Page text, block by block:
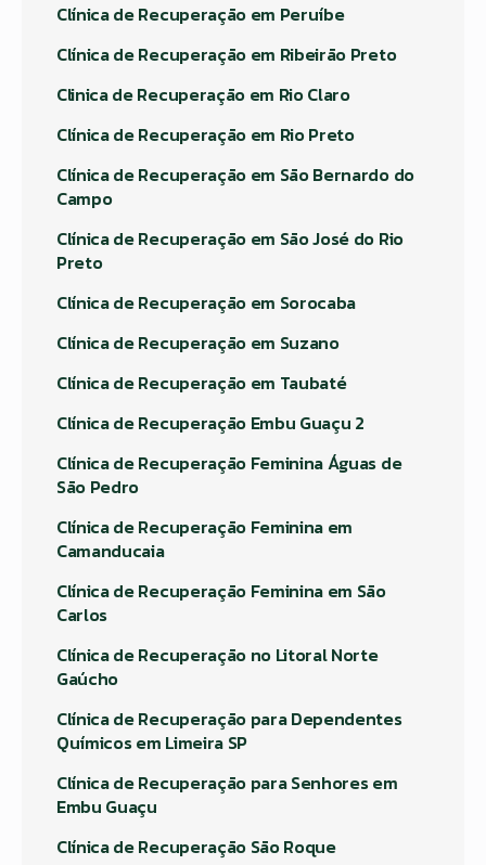
Clínica de Recuperação em Peruíbe
Clínica de Recuperação em Ribeirão Preto
Clinica de Recuperação em Rio Claro
Clínica de Recuperação em Rio Preto
Clínica de Recuperação em São Bernardo do
Campo
Clínica de Recuperação em São José do Rio
Preto
Clínica de Recuperação em Sorocaba
Clínica de Recuperação em Suzano
Clínica de Recuperação em Taubaté
Clínica de Recuperação Embu Guaçu 2
Clínica de Recuperação Feminina Águas de
São Pedro
Clínica de Recuperação Feminina em
Camanducaia
Clínica de Recuperação Feminina em São
Carlos
Clínica de Recuperação no Litoral Norte
Gaúcho
Clínica de Recuperação para Dependentes
Químicos em Limeira SP
Clínica de Recuperação para Senhores em
Embu Guaçu
Clínica de Recuperação São Roque